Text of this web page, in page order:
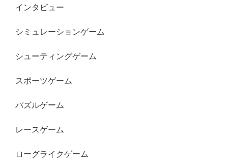
インタビュー
シミュレーションゲーム
シューティングゲーム
スポーツゲーム
パズルゲーム
レースゲーム
ローグライクゲーム